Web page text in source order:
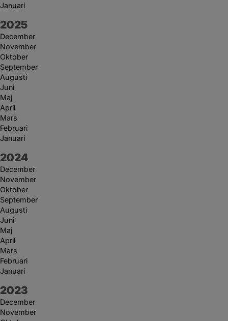
Januari
År:
2025
December
November
Oktober
September
Augusti
Juni
Maj
April
Mars
Februari
Januari
År:
2024
December
November
Oktober
September
Augusti
Juni
Maj
April
Mars
Februari
Januari
År:
2023
December
November